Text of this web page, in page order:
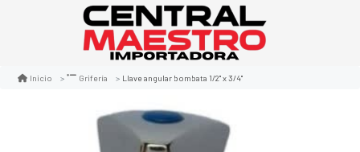
Inicio Grifería Llave angular bombata 1/2" x 3/4"